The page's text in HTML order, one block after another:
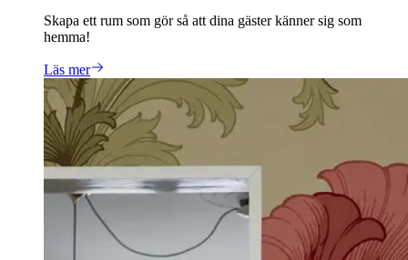
Skapa ett rum som gör så att dina gäster känner sig som
hemma!
Läs mer